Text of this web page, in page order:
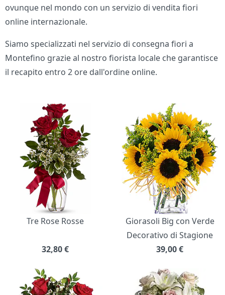
ovunque nel mondo con un servizio di vendita fiori
online internazionale.
Siamo specializzati nel servizio di consegna fiori a
Montefino grazie al nostro fiorista locale che garantisce
il recapito entro 2 ore dall'ordine online.
Bouquet di fiori
Tre Rose Rosse
32,80€
Giorasoli Big con Verde
Decorativo di Stagione
39,00€